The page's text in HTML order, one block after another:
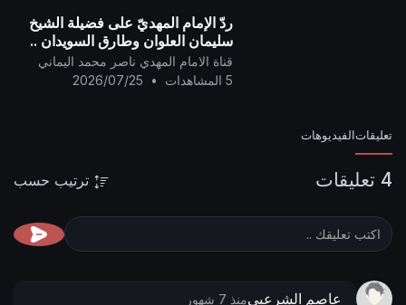
ردّ الإمام المهديّ على فضيلة الشيخ
سليمان العلوان وطارق السويدان ..
قناة الامام المهدي ناصر محمد اليماني
5 المشاهدات
•
2026/07/25
تعليقات الفيديوهات
4 تعليقات ترتيب حسب
عاصم الشرعبيمنذ 7 شهور